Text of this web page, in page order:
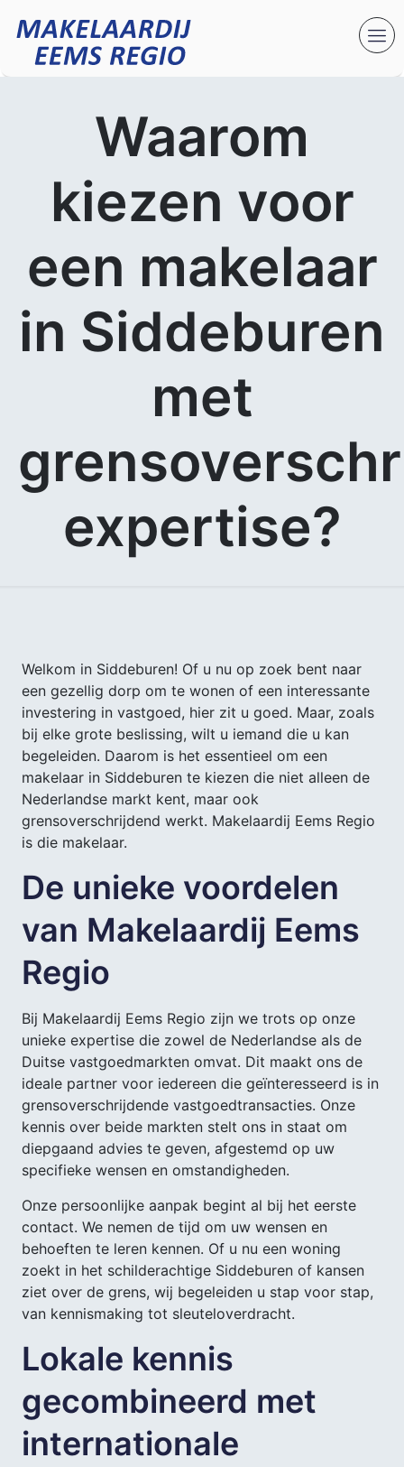
Waarom
kiezen voor
een makelaar
in Siddeburen
met
expertise?
Welkom in Siddeburen! Of u nu op zoek bent naar
een gezellig dorp om te wonen of een interessante
investering in vastgoed, hier zit u goed. Maar, zoals
bij elke grote beslissing, wilt u iemand die u kan
begeleiden. Daarom is het essentieel om een
makelaar in Siddeburen te kiezen die niet alleen de
Nederlandse markt kent, maar ook
grensoverschrijdend werkt. Makelaardij Eems Regio
is die makelaar.
De unieke voordelen
van Makelaardij Eems
Regio
Bij Makelaardij Eems Regio zijn we trots op onze
unieke expertise die zowel de Nederlandse als de
Duitse vastgoedmarkten omvat. Dit maakt ons de
ideale partner voor iedereen die geïnteresseerd is in
grensoverschrijdende vastgoedtransacties. Onze
kennis over beide markten stelt ons in staat om
diepgaand advies te geven, afgestemd op uw
specifieke wensen en omstandigheden.
Onze persoonlijke aanpak begint al bij het eerste
contact. We nemen de tijd om uw wensen en
behoeften te leren kennen. Of u nu een woning
zoekt in het schilderachtige Siddeburen of kansen
ziet over de grens, wij begeleiden u stap voor stap,
van kennismaking tot sleuteloverdracht.
Lokale kennis
gecombineerd met
internationale